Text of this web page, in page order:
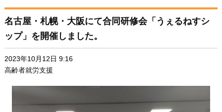
名古屋・札幌・大阪にて合同研修会「うぇるねすシ
ップ」を開催しました。
2023年10月12日 9:16
高齢者就労支援